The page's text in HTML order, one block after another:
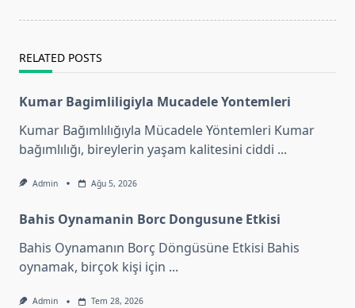
text">Page</span>
RELATED POSTS
Kumar Bagimliligiyla Mucadele Yontemleri
Kumar Bağımlılığıyla Mücadele Yöntemleri Kumar
bağımlılığı, bireylerin yaşam kalitesini ciddi ...
Admin Ağu 5, 2026
Bahis Oynamanin Borc Dongusune Etkisi
Bahis Oynamanın Borç Döngüsüne Etkisi Bahis
oynamak, birçok kişi için ...
Admin Tem 28, 2026